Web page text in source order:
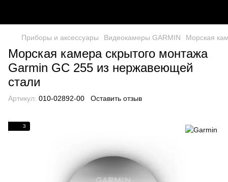
Приборы и аксессуары Видеокамеры GARMIN Морская
Морская камера скрытого монтажа
Garmin GC 255 из нержавеющей
стали
Артикул: 010-02892-00 Оставить отзыв
3